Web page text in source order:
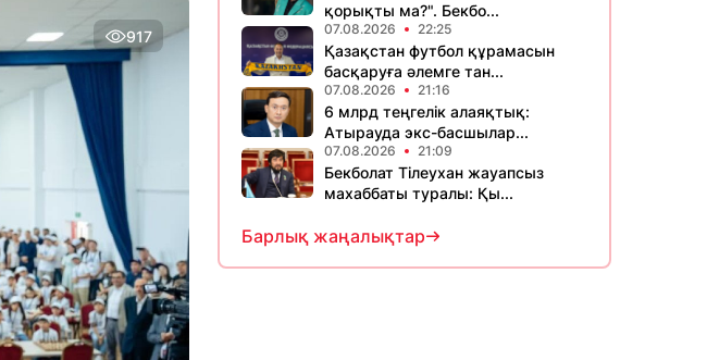
917
қорықты ма?". Бекбо...
07.08.2026 22:25
Қазақстан футбол құрамасын
басқаруға әлемге тан...
07.08.2026 21:16
6 млрд теңгелік алаяқтық:
Атырауда экс-басшылар...
07.08.2026 21:09
Бекболат Тілеухан жауапсыз
махаббаты туралы: Қы...
Барлық жаңалықтар